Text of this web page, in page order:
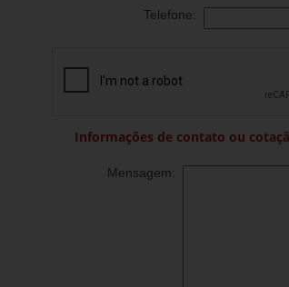
Telefone:
Informações de contato ou
Mensagem: